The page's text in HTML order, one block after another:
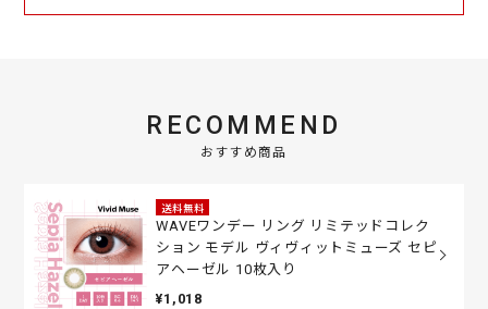
RECOMMEND
おすすめ商品
送料無料
WAVEワンデー リング リミテッドコレク
ション モデル ヴィヴィットミューズ セピ
アヘーゼル 10枚入り
¥1,018